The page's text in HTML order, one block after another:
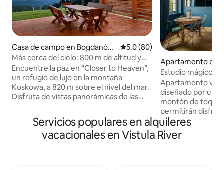
Casa de campo en Bogdanów
ka
Calificación promedio: 5.0 de
5.0 (80)
Más cerca del cielo: 800 m de altitud y
spa al aire libre
Encuentre la paz en “Closer to Heaven”,
un refugio de lujo en la montaña
Koskowa, a 820 m sobre el nivel del mar.
Disfruta de vistas panorámicas de las
desde una espaciosa terraza. Esta casa
ecológica de 88 metros cuadrados está
rodeada de 2300 metros cuadrados de
Apartamento en
o
Estudio mágico /
al río
Apartamento
diseñado por un
montón de
permitirán
lugar. Situado en
antiguo, en la
profesor» con
Servicios populares en alquileres
vacacionales en Vistula River